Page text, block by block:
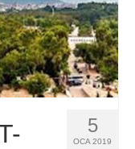
5
OCA 2019